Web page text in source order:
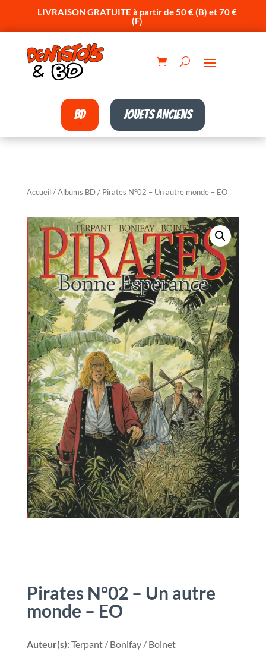
LIVRAISON GRATUITE à partir de 50 € (B) et 70 €
(F)
BD Jouets anciens
Accueil/Albums BD / Pirates N°02 – Un autre monde – EO
Pirates N°02 – Un autre
monde – EO
Auteur(s):Terpant / Bonifay / Boinet